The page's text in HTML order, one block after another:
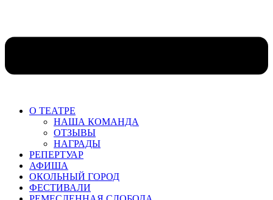
О ТЕАТРЕ
НАША КОМАНДА
ОТЗЫВЫ
НАГРАДЫ
РЕПЕРТУАР
АФИША
ОКОЛЬНЫЙ ГОРОД
ФЕСТИВАЛИ